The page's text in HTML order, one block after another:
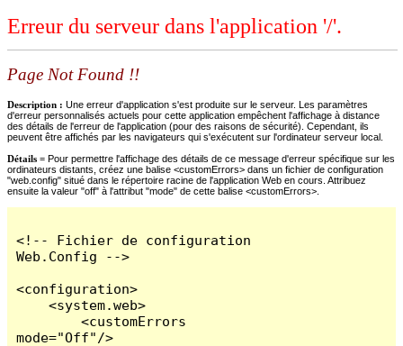
Erreur du serveur dans l'application '/'.
Page Not Found !!
Description : Une erreur d'application s'est produite sur le serveur. Les paramètres
d'erreur personnalisés actuels pour cette application empêchent l'affichage à distance
des détails de l'erreur de l'application (pour des raisons de sécurité). Cependant, ils
peuvent être affichés par les navigateurs qui s'exécutent sur l'ordinateur serveur local.
Détails = Pour permettre l'affichage des détails de ce message d'erreur spécifique sur les
ordinateurs distants, créez une balise <customErrors> dans un fichier de configuration
"web.config" situé dans le répertoire racine de l'application Web en cours. Attribuez
ensuite la valeur "off" à l'attribut "mode" de cette balise <customErrors>.
<!-- Fichier de configuration
Web.Config -->
<configuration>
    <system.web>
        <customErrors
mode="Off"/>